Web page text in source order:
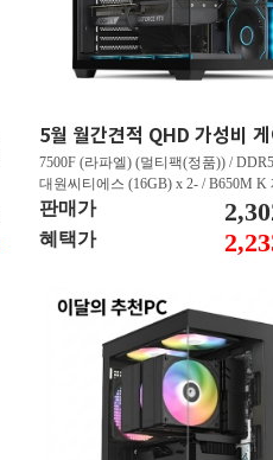
7500F (라파엘) (멀티팩(정품)) /
대원씨티에스 (16GB) x 2- / B650M K
T1 지포스 RTX 5060 TI OC D7 8GB
니 / Gen4 4000E M.2 NVMe 피씨디렉
판매가
혜택가